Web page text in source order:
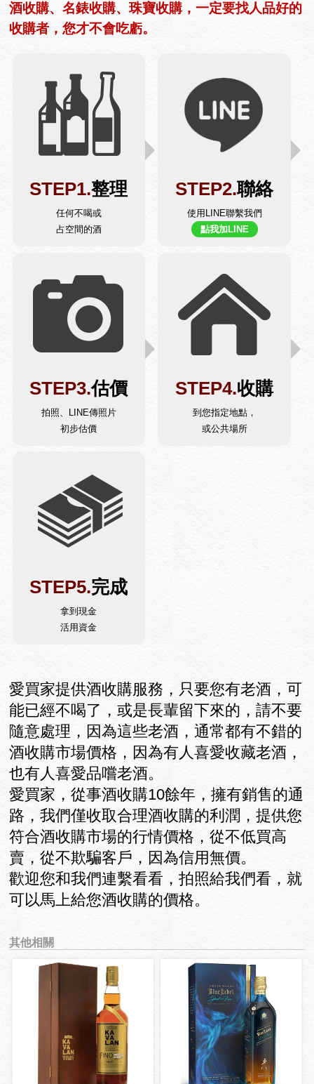
酒收購、名錶收購、珠寶收購，一定要找人品好的
收購者，您才不會吃虧。
STEP1.整理
任何不喝或
占空間的酒
STEP2.聯絡
使用LINE聯繫我們
點我加LINE
STEP3.估價
拍照、LINE傳照片
初步估價
STEP4.收購
到您指定地點，
或公共場所
STEP5.完成
拿到現金
活用資金
愛買家提供酒收購服務，只要您有老酒，可
能已經不喝了，或是長輩留下來的，請不要
隨意處理，因為這些老酒，通常都有不錯的
酒收購市場價格，因為有人喜愛收藏老酒，
也有人喜愛品嚐老酒。
愛買家，從事酒收購10餘年，擁有銷售的通
路，我們僅收取合理酒收購的利潤，提供您
符合酒收購市場的行情價格，從不低買高
賣，從不欺騙客戶，因為信用無價。
歡迎您和我們連繫看看，拍照給我們看，就
可以馬上給您酒收購的價格。
其他相關